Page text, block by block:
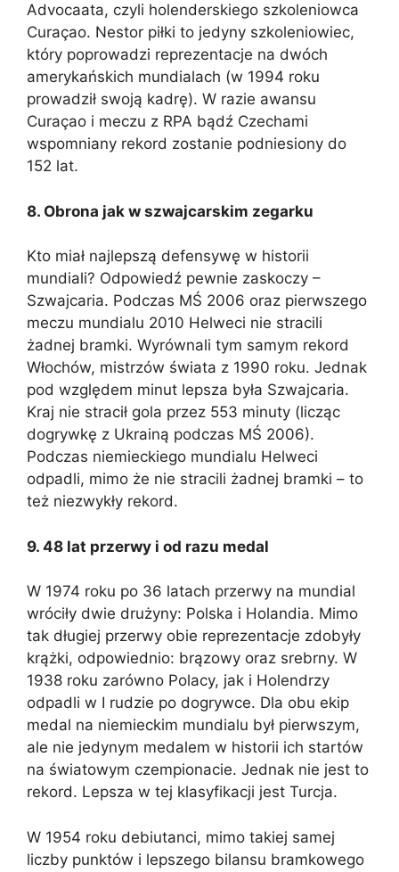
Advocaata, czyli holenderskiego szkoleniowca
Curaçao. Nestor piłki to jedyny szkoleniowiec,
który poprowadzi reprezentacje na dwóch
amerykańskich mundialach (w 1994 roku
prowadził swoją kadrę). W razie awansu
Curaçao i meczu z RPA bądź Czechami
wspomniany rekord zostanie podniesiony do
152 lat.
8. Obrona jak w szwajcarskim zegarku
Kto miał najlepszą defensywę w historii
mundiali? Odpowiedź pewnie zaskoczy –
Szwajcaria. Podczas MŚ 2006 oraz pierwszego
meczu mundialu 2010 Helweci nie stracili
żadnej bramki. Wyrównali tym samym rekord
Włochów, mistrzów świata z 1990 roku. Jednak
pod względem minut lepsza była Szwajcaria.
Kraj nie stracił gola przez 553 minuty (licząc
dogrywkę z Ukrainą podczas MŚ 2006).
Podczas niemieckiego mundialu Helweci
odpadli, mimo że nie stracili żadnej bramki – to
też niezwykły rekord.
9. 48 lat przerwy i od razu medal
W 1974 roku po 36 latach przerwy na mundial
wróciły dwie drużyny: Polska i Holandia. Mimo
tak długiej przerwy obie reprezentacje zdobyły
krążki, odpowiednio: brązowy oraz srebrny. W
1938 roku zarówno Polacy, jak i Holendrzy
odpadli w I rudzie po dogrywce. Dla obu ekip
medal na niemieckim mundialu był pierwszym,
ale nie jedynym medalem w historii ich startów
na światowym czempionacie. Jednak nie jest to
rekord. Lepsza w tej klasyfikacji jest Turcja.
W 1954 roku debiutanci, mimo takiej samej
liczby punktów i lepszego bilansu bramkowego